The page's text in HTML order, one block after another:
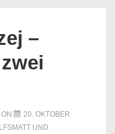
–
20. OKTOBER
UND